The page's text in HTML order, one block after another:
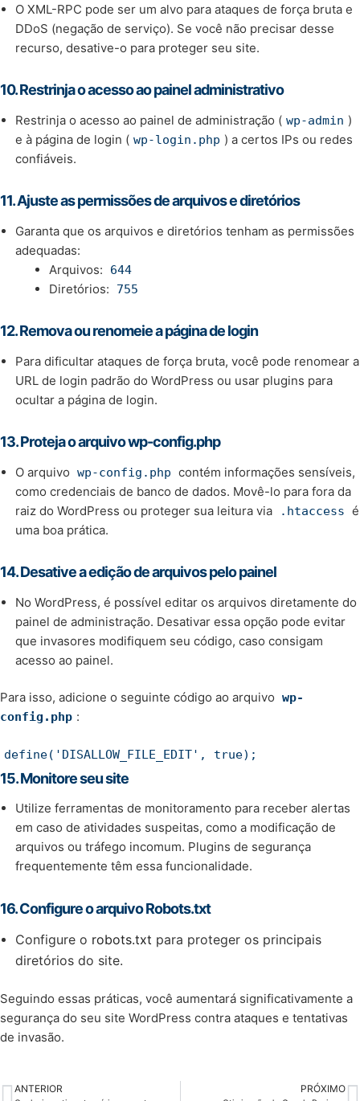
O XML-RPC pode ser um alvo para ataques de força bruta e
DDoS (negação de serviço). Se você não precisar desse
recurso, desative-o para proteger seu site.
10.Restrinja o acesso ao painel administrativo
Restrinja o acesso ao painel de administração ( wp-admin )
e à página de login ( wp-login.php ) a certos IPs ou redes
confiáveis.
11.Ajuste as permissões de arquivos e diretórios
Garanta que os arquivos e diretórios tenham as permissões
adequadas:
Arquivos:
644
Diretórios: 755
12.Remova ou renomeie a página de login
Para dificultar ataques de força bruta, você pode renomear a
URL de login padrão do WordPress ou usar plugins para
ocultar a página de login.
13.Proteja o arquivo wp-config.php
O arquivo wp-config.php contém informações sensíveis,
como credenciais de banco de dados. Movê-lo para fora da
raiz do WordPress ou proteger sua leitura via
.htaccess é
uma boa prática.
14.Desative a edição de arquivos pelo painel
No WordPress, é possível editar os arquivos diretamente do
painel de administração. Desativar essa opção pode evitar
que invasores modifiquem seu código, caso consigam
acesso ao painel.
Para isso, adicione o seguinte código ao arquivo wp-
config.php :
define( 'DISALLOW_FILE_EDIT' , true);
15.Monitore seu site
Utilize ferramentas de monitoramento para receber alertas
em caso de atividades suspeitas, como a modificação de
arquivos ou tráfego incomum. Plugins de segurança
frequentemente têm essa funcionalidade.
16.Configure o arquivo Robots.txt
Configure o robots.txt para proteger os principais
diretórios do site.
Seguindo essas práticas, você aumentará significativamente a
segurança do seu site WordPress contra ataques e tentativas
de invasão.
ANTERIOR PRÓXIMO